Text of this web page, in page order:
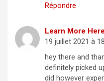
Répondre
Learn More Here
19 juillet 2021 à
hey there and
definitely picked
did however